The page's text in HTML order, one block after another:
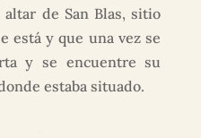
de San Blas, sitio
está y que una vez se
y se encuentre su
estaba situado.